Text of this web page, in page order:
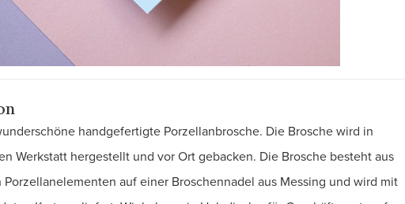
handgefertigte Porzellanbrosche. Die Brosche wird in
Werkstatt hergestellt und vor Ort gebacken. Die Brosche besteht aus
Porzellanelementen auf einer Broschennadel aus Messing und wird mit